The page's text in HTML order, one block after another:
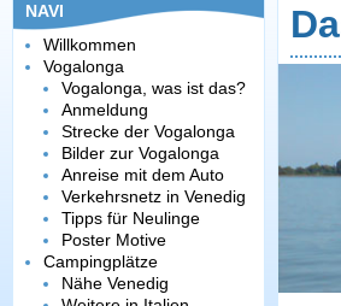
NAVI
Willkommen
Vogalonga
Vogalonga, was ist das?
Anmeldung
Strecke der Vogalonga
Bilder zur Vogalonga
Anreise mit dem Auto
Verkehrsnetz in Venedig
Tipps für Neulinge
Poster Motive
Campingplätze
Nähe Venedig